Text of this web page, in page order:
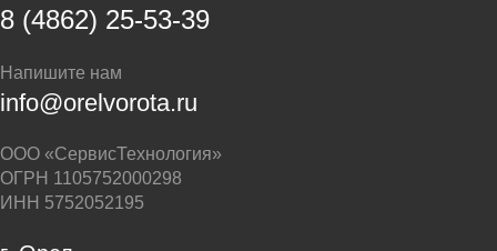
8 (4862) 25-53-39
Напишите нам
info@orelvorota.ru
ООО «СервисТехнология»
ОГРН 1105752000298
ИНН 5752052195